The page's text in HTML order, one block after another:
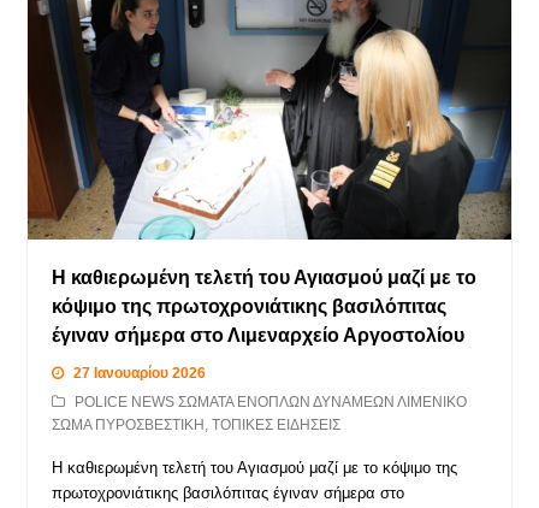
Η καθιερωμένη τελετή του Αγιασμού μαζί με το
κόψιμο της πρωτοχρονιάτικης βασιλόπιτας
έγιναν σήμερα στο Λιμεναρχείο Αργοστολίου
27 Ιανουαρίου 2026
POLICE NEWS ΣΩΜΑΤΑ ΕΝΟΠΛΩΝ ΔΥΝΑΜΕΩΝ ΛΙΜΕΝΙΚΟ
ΣΩΜΑ ΠΥΡΟΣΒΕΣΤΙΚΗ ,ΤΟΠΙΚΕΣ ΕΙΔΗΣΕΙΣ
Η καθιερωμένη τελετή του Αγιασμού μαζί με το κόψιμο της
πρωτοχρονιάτικης βασιλόπιτας έγιναν σήμερα στο